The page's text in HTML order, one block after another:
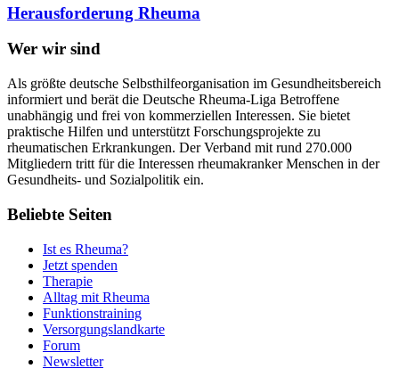
Herausforderung Rheuma
Wer wir sind
Als größte deutsche Selbsthilfeorganisation im Gesundheitsbereich
informiert und berät die Deutsche Rheuma-Liga Betroffene
unabhängig und frei von kommerziellen Interessen. Sie bietet
praktische Hilfen und unterstützt Forschungsprojekte zu
rheumatischen Erkrankungen. Der Verband mit rund 270.000
Mitgliedern tritt für die Interessen rheumakranker Menschen in der
Gesundheits- und Sozialpolitik ein.
Beliebte Seiten
Ist es Rheuma?
Jetzt spenden
Therapie
Alltag mit Rheuma
Funktionstraining
Versorgungslandkarte
Forum
Newsletter